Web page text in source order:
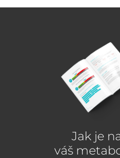
Jak je
váš